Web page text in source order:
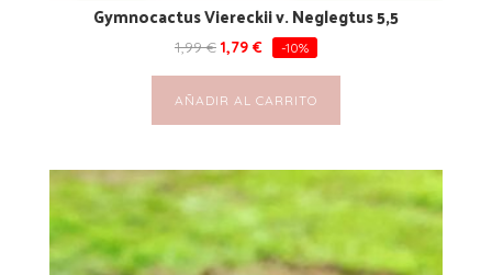
Gymnocactus Viereckii v. Neglegtus 5,5
1,99€ 1,79 € -10%
AÑADIR AL CARRITO